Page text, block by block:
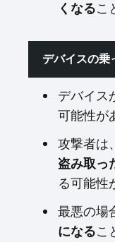
くなるこ
デバイスの乗
デバイス
可能性が
攻撃者は、
盗み取っ
る可能性
最悪の場
になるこ